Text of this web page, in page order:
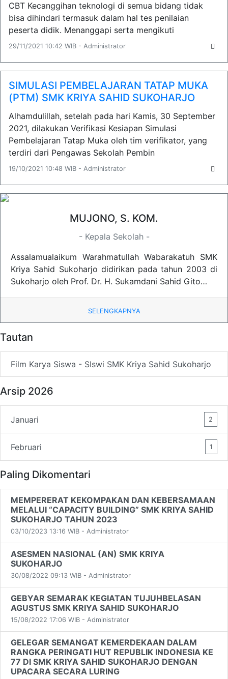
CBT Kecanggihan teknologi di semua bidang tidak
bisa dihindari termasuk dalam hal tes penilaian
peserta didik. Menanggapi serta mengikuti
29/11/2021 10:42 WIB - Administrator
SIMULASI PEMBELAJARAN TATAP MUKA
(PTM) SMK KRIYA SAHID SUKOHARJO
Alhamdulillah, setelah pada hari Kamis, 30 September
2021, dilakukan Verifikasi Kesiapan Simulasi
Pembelajaran Tatap Muka oleh tim verifikator, yang
terdiri dari Pengawas Sekolah Pembin
19/10/2021 10:48 WIB - Administrator
MUJONO, S. KOM.
- Kepala Sekolah -
Assalamualaikum Warahmatullah Wabarakatuh SMK
Kriya Sahid Sukoharjo didirikan pada tahun 2003 di
Sukoharjo oleh Prof. Dr. H. Sukamdani Sahid Gito…
SELENGKAPNYA
Tautan
Film Karya Siswa - SIswi SMK Kriya Sahid Sukoharjo
Arsip 2026
Januari 2
Februari 1
Paling Dikomentari
MEMPERERAT KEKOMPAKAN DAN KEBERSAMAAN
MELALUI “CAPACITY BUILDING” SMK KRIYA SAHID
SUKOHARJO TAHUN 2023
03/10/2023 13:16 WIB - Administrator
ASESMEN NASIONAL (AN) SMK KRIYA
SUKOHARJO
30/08/2022 09:13 WIB - Administrator
GEBYAR SEMARAK KEGIATAN TUJUHBELASAN
AGUSTUS SMK KRIYA SAHID SUKOHARJO
15/08/2022 17:06 WIB - Administrator
GELEGAR SEMANGAT KEMERDEKAAN DALAM
RANGKA PERINGATI HUT REPUBLIK INDONESIA KE
77 DI SMK KRIYA SAHID SUKOHARJO DENGAN
UPACARA SECARA LURING